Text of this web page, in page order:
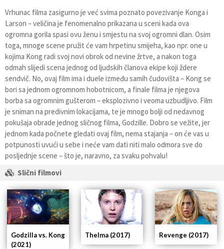
Vrhunac filma zasigurno je već svima poznato povezivanje Konga i
Larson – veličina je fenomenalno prikazana u sceni kada ova
ogromna gorila spasi ovu ženu i smjestu na svoj ogromni dlan. Osim
toga, mnoge scene pružit će vam hrpetinu smijeha, kao npr. one u
kojima Kong radi svoj novi obrok od nevine žrtve, a nakon toga
odmah slijedi scena jednog od ljudskih članova ekipe koji ždere
sendvič. No, ovaj film ima i duele između samih čudovišta – Kong se
bori sa jednom ogromnom hobotnicom, a finale filma je njegova
borba sa ogromnim gušterom – eksplozivno i veoma uzbudljivo. Film
je sniman na predivnim lokacijama, te je mnogo bolji od nedavnog
pokušaja obrade jednog sličnog filma, Godzille. Dobro se vežite, jer
jednom kada počnete gledati ovaj film, nema stajanja – on će vas u
potpunosti uvući u sebe i neće vam dati niti malo odmora sve do
posljednje scene – što je, naravno, za svaku pohvalu!
Slični filmovi
Godzilla vs. Kong
(2021)
Revenge (2017)
Thelma (2017)